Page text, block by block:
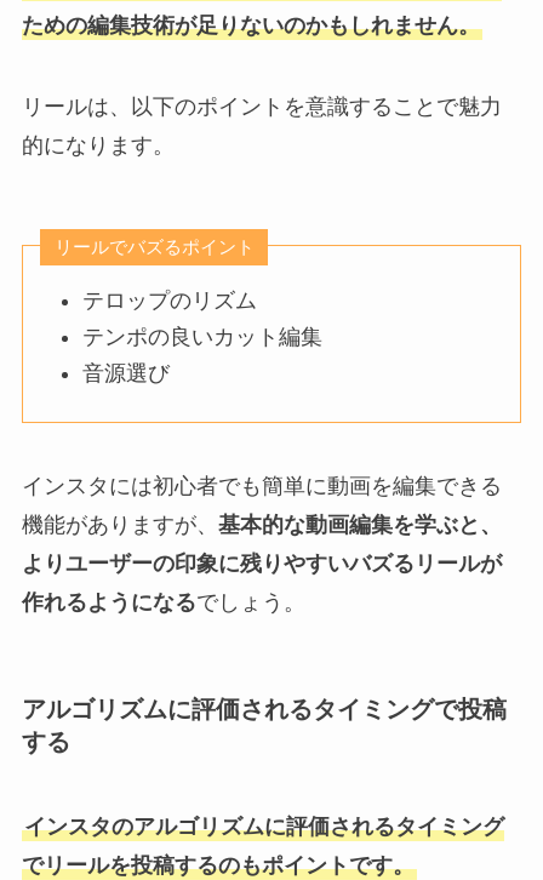
ための編集技術が足りないのかもしれません。
リールは、以下のポイントを意識することで魅力
的になります。
リールでバズるポイント
テロップのリズム
テンポの良いカット編集
音源選び
インスタには初心者でも簡単に動画を編集できる
機能がありますが、 基本的な動画編集を学ぶと、
よりユーザーの印象に残りやすいバズるリールが
作れるようになるでしょう。
アルゴリズムに評価されるタイミングで投稿
する
インスタのアルゴリズムに評価されるタイミング
でリールを投稿するのもポイントです。